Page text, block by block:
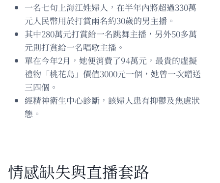
一名七旬上海江姓婦人，在半年內將超過330萬
元人民幣用於打賞兩名約30歲的男主播。
其中280萬元打賞給一名跳舞主播，另外50多萬
元則打賞給一名唱歌主播。
單在今年2月，她便消費了94萬元，最貴的虛擬
禮物「桃花島」價值3000元一個，她曾一次贈送
三四個。
經精神衛生中心診斷，該婦人患有抑鬱及焦慮狀
態。
情感缺失與直播套路